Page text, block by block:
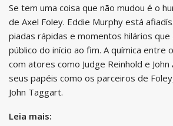
Se tem uma coisa que não mudou é o
de Axel Foley. Eddie Murphy está
piadas rápidas e momentos hilários que
público do início ao fim. A química entre
com atores como Judge Reinhold e
seus papéis como os parceiros de
John Taggart.
Leia mais: